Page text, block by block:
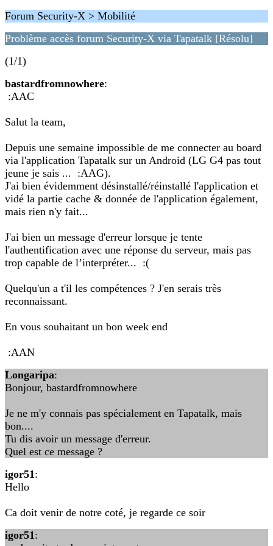
Forum Security-X > Mobilité
Problème accès forum Security-X via Tapatalk [Résolu]
(1/1)
bastardfromnowhere:
:AAC
Salut la team,
Depuis une semaine impossible de me connecter au board
via l'application Tapatalk sur un Android (LG G4 pas tout
jeune je sais ... :AAG).
J'ai bien évidemment désinstallé/réinstallé l'application et
vidé la partie cache & donnée de l'application également,
mais rien n'y fait...
J'ai bien un message d'erreur lorsque je tente
l'authentification avec une réponse du serveur, mais pas
trop capable de l’interpréter... :(
Quelqu'un a t'il les compétences ? J'en serais très
reconnaissant.
En vous souhaitant un bon week end
:AAN
Longaripa:
Bonjour, bastardfromnowhere
Je ne m'y connais pas spécialement en Tapatalk, mais
bon....
Tu dis avoir un message d'erreur.
Quel est ce message ?
igor51:
Hello
Ca doit venir de notre coté, je regarde ce soir
igor51: